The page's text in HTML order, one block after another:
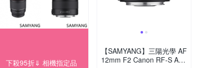
下殺95折⇓ 相機指定品
【SAMYANG】三陽光學 AF
12mm F2 Canon RF-S AP